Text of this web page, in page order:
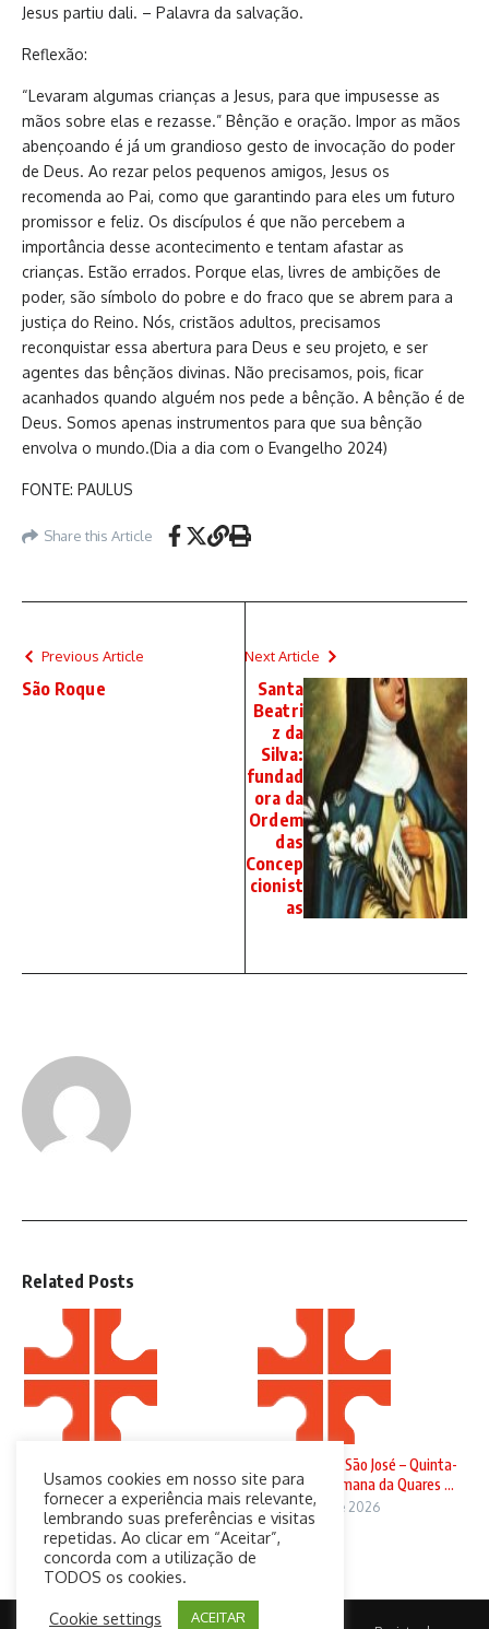
Jesus partiu dali. – Palavra da salvação.
Reflexão:
“Levaram algumas crianças a Jesus, para que impusesse as
mãos sobre elas e rezasse.” Bênção e oração. Impor as mãos
abençoando é já um grandioso gesto de invocação do poder
de Deus. Ao rezar pelos pequenos amigos, Jesus os
recomenda ao Pai, como que garantindo para eles um futuro
promissor e feliz. Os discípulos é que não percebem a
importância desse acontecimento e tentam afastar as
crianças. Estão errados. Porque elas, livres de ambições de
poder, são símbolo do pobre e do fraco que se abrem para a
justiça do Reino. Nós, cristãos adultos, precisamos
reconquistar essa abertura para Deus e seu projeto, e ser
agentes das bênçãos divinas. Não precisamos, pois, ficar
acanhados quando alguém nos pede a bênção. A bênção é de
Deus. Somos apenas instrumentos para que sua bênção
envolva o mundo.(Dia a dia com o Evangelho 2024)
FONTE: PAULUS
Share this Article
Previous Article
São Roque
Next Article
Santa
Beatri
z da
Silva:
fundad
ora da
Ordem
das
Concep
cionist
as
Related Posts
29 de março de 2026
Solenidade de São José – Quinta-
feira da 4ª Semana da Quares ...
19 de março de 2026
Usamos cookies em nosso site para
fornecer a experiência mais relevante,
lembrando suas preferências e visitas
repetidas. Ao clicar em “Aceitar”,
concorda com a utilização de
TODOS os cookies.
Cookie settings ACEITAR